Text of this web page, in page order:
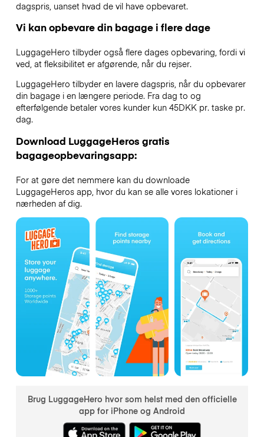
dagspris, uanset hvad de vil have opbevaret.
Vi kan opbevare din bagage i flere dage
LuggageHero tilbyder også flere dages opbevaring, fordi vi
ved, at fleksibilitet er afgørende, når du rejser.
LuggageHero tilbyder en lavere dagspris, når du opbevarer
din bagage i en længere periode. Fra dag to og
efterfølgende betaler vores kunder kun 45DKK pr. taske pr.
dag.
Download LuggageHeros gratis
bagageopbevaringsapp:
For at gøre det nemmere kan du downloade
LuggageHeros app, hvor du kan se alle vores lokationer i
nærheden af dig.
Brug LuggageHero hvor som helst med den officielle
app for iPhone og Android